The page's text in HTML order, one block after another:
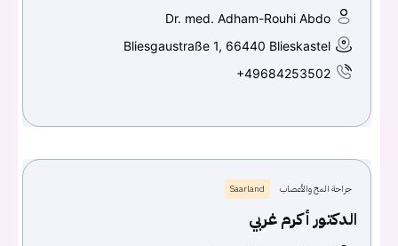
Dr. med. Adham-Rouhi Abdo
Bliesgaustraße 1, 66440 Blieskastel
+49684253502
جراحة المخ والأعصاب Saarland
الدكتور أكرم غربي